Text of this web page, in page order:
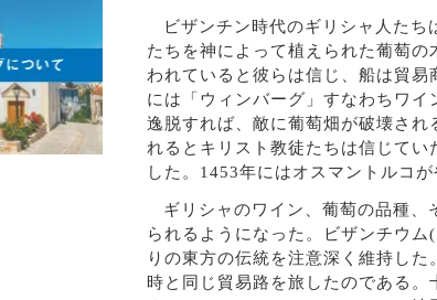
ビザンチン時代のギリシャ人た
たちを神によって植えられた葡萄
われていると彼らは信じ、船は貿
には「ウィンバーグ」すなわちワ
逸脱すれば、敵に葡萄畑が破壊さ
れるとキリスト教徒たちは信じて
した。1453年にはオスマントルコが
ギリシャのワイン、葡萄の品種
られるようになった。ビザンチウ
りの東方の伝統を注意深く維持し
時と同じ貿易路を旅したのである